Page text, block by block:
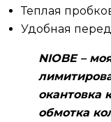
Теплая
Удобная
NIOBE –
окантовка
обмотка